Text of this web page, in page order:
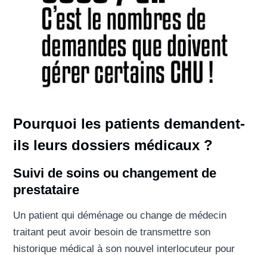
Pourquoi les patients demandent-
ils leurs dossiers médicaux ?
Suivi de soins ou changement de
prestataire
Un patient qui déménage ou change de médecin
traitant peut avoir besoin de transmettre son
historique médical à son nouvel interlocuteur pour